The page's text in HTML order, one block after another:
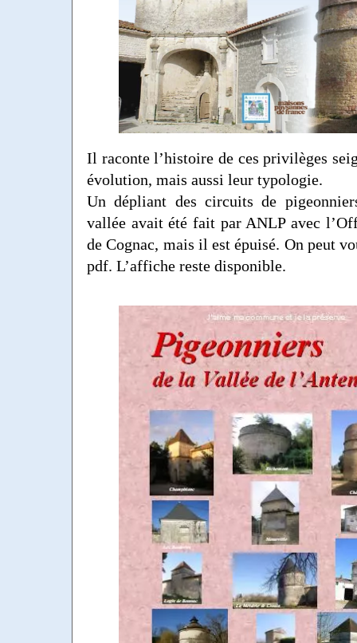
Il raconte l’histoire de ces privilèges
évolution, mais aussi leur typologie.
Un dépliant des circuits de
vallée avait été fait par ANLP avec
de Cognac, mais il est épuisé. On peut
pdf. L’affiche reste disponible.